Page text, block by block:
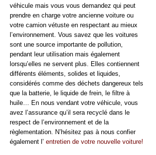
véhicule mais vous vous demandez qui peut
prendre en charge votre ancienne voiture ou
votre camion vétuste en respectant au mieux
l’environnement. Vous savez que les voitures
sont une source importante de pollution,
pendant leur utilisation mais également
lorsqu’elles ne servent plus. Elles contiennent
différents éléments, solides et liquides,
considérés comme des déchets dangereux tels
que la batterie, le liquide de frein, le filtre à
huile… En nous vendant votre véhicule, vous
avez l’assurance qu’il sera recyclé dans le
respect de l’environnement et de la
règlementation. N’hésitez pas à nous confier
également l’ entretien de votre nouvelle voiture!